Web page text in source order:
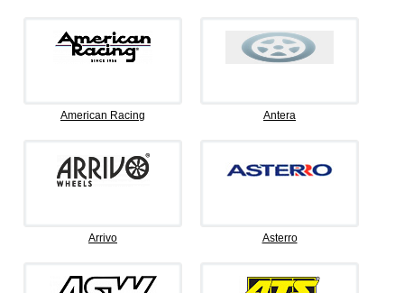
American Racing Antera
Arrivo Asterro